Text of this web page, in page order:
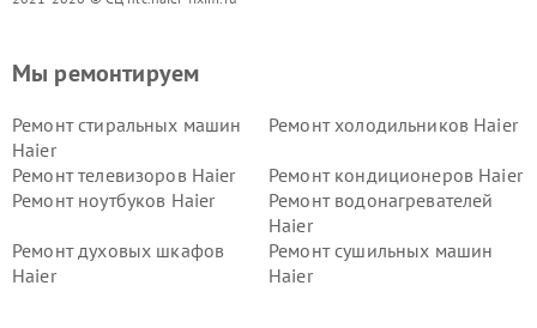
Мы ремонтируем
Ремонт стиральных машин
Haier
Ремонт холодильников Haier
Ремонт телевизоров Haier
Ремонт кондиционеров Haier
Ремонт ноутбуков Haier
Ремонт водонагревателей
Haier
Ремонт духовых шкафов
Haier
Ремонт сушильных машин
Haier